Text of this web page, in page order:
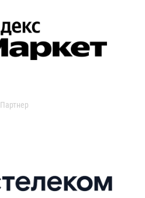
Партнер